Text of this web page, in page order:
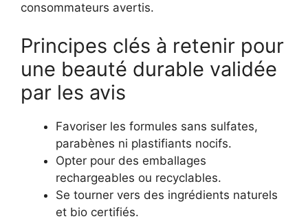
consommateurs avertis.
Principes clés à retenir pour
une beauté durable validée
par les avis
Favoriser les formules sans sulfates,
parabènes ni plastifiants nocifs.
Opter pour des emballages
rechargeables ou recyclables.
Se tourner vers des ingrédients naturels
et bio certifiés.